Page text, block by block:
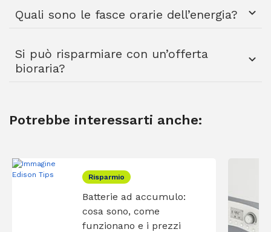
Quali sono le fasce orarie dell’energia?
Si può risparmiare con un’offerta
bioraria?
Potrebbe interessarti anche:
Risparmio
Batterie ad accumulo:
cosa sono, come
funzionano e i prezzi